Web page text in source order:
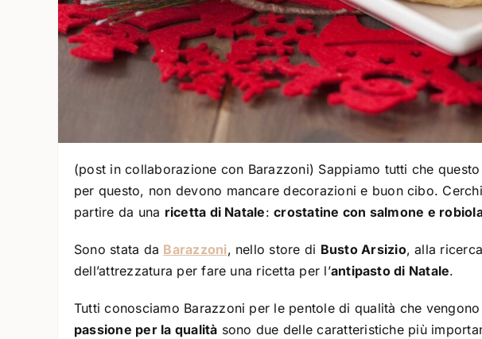
(post in collaborazione con Barazzoni) Sappiamo tutti che questo
per questo, non devono mancare decorazioni e buon cibo.
partire da una ricetta di Natale:crostatine con salmone e
Sono stata da Barazzoni, nello store di Busto Arsizio, alla
dell’attrezzatura per fare una ricetta per l’antipasto di Natale.
Tutti conosciamo Barazzoni per le pentole di qualità che
passione per la qualità sono due delle caratteristiche più